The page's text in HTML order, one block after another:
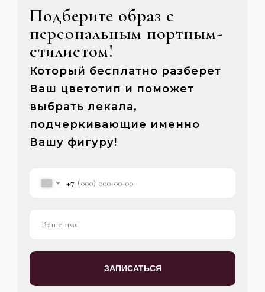
Подберите образ с
персональным портным-
стилистом!
Который бесплатно разберет
Ваш цветотип и поможет
выбрать лекала,
подчеркивающие именно
Вашу фигуру!
+7
ЗАПИСАТЬСЯ